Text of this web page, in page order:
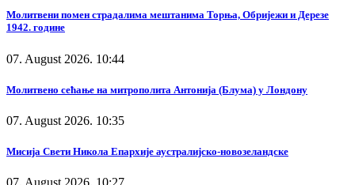
Молитвени помен страдалима мештанима Торња, Обријежи и Дерезе
1942. године
07. August 2026. 10:44
Молитвено сећање на митрополита Антонија (Блума) у Лондону
07. August 2026. 10:35
Мисија Свети Никола Епархије аустралијско-новозеландске